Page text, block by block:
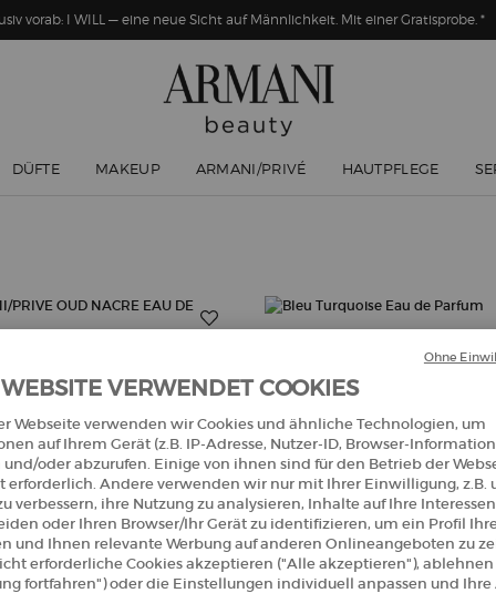
vorab: I WILL — eine neue Sicht auf Männlichkeit. Mit einer Gratisprobe. *
DÜFTE MAKEUP ARMANI/PRIVÉ HAUTPFLEGE
VERWENDET COOKIES
Webseite verwenden wir Cookies und ähnliche Technologien, um
auf Ihrem Gerät (z.B. IP-Adresse, Nutzer-ID, Browser-
oder abzurufen. Einige von ihnen sind für den Betrieb der
erforderlich. Andere verwenden wir nur mit Ihrer Einwilligung, z.B.
verbessern, ihre Nutzung zu analysieren, Inhalte auf Ihre Interessen
oder Ihren Browser/Ihr Gerät zu identifizieren, um ein Profil
und Ihnen relevante Werbung auf anderen Onlineangeboten zu
erforderliche Cookies akzeptieren ("Alle akzeptieren"), ablehnen
fortfahren") oder die Einstellungen individuell anpassen und Ihre
Ohne